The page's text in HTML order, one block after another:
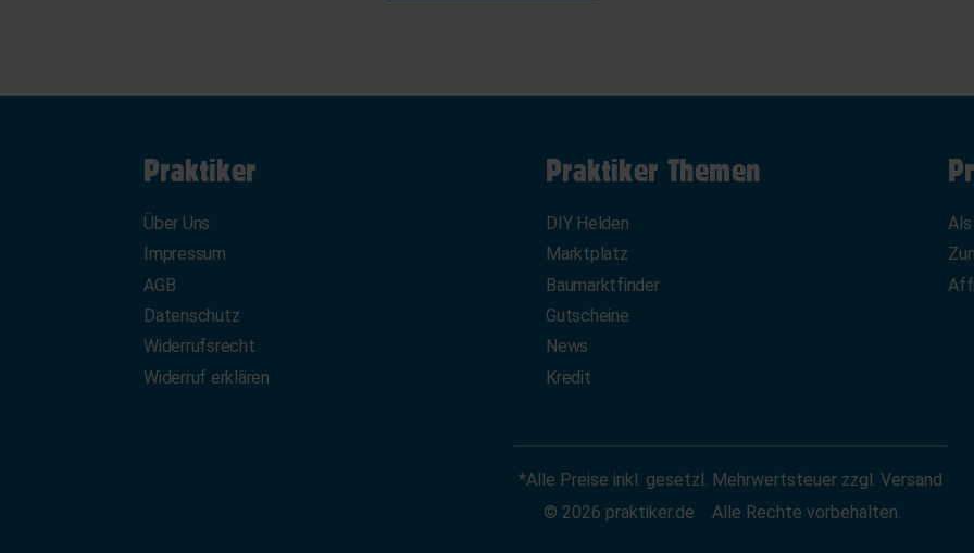
Praktiker
Über Uns
Impressum
AGB
Datenschutz
Widerrufsrecht
Widerruf erklären
Praktiker Themen
DIY Helden
Marktplatz
Baumarktfinder
Gutscheine
News
Kredit
*Alle Preise inkl. gesetzl. Mehrwertsteuer zzgl. Versand
© 2026 praktiker.de
Alle Rechte vorbehalten.